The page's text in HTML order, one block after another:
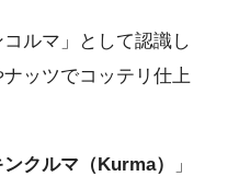
ルマ」として認識し
ッツでコッテリ仕上
クルマ（Kurma）
」